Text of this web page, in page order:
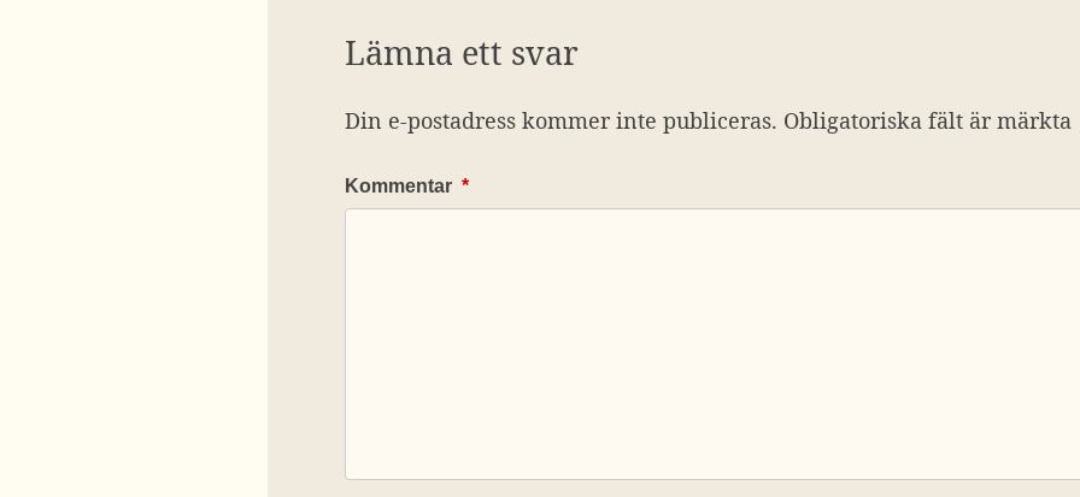
Lämna ett svar
Din e-postadress kommer inte publiceras. Obligatoriska fält är märkta
Kommentar *